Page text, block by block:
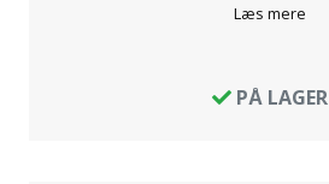
Læs mere
PÅ LAGER